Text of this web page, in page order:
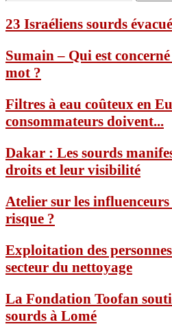
23 Israéliens sourds
Sumain – Qui est
mot ?
Filtres à eau coûteux en
consommateurs doivent...
Dakar : Les sourds
droits et leur visibilité
Atelier sur les
risque ?
Exploitation des
secteur du nettoyage
La Fondation Toofan
sourds à Lomé